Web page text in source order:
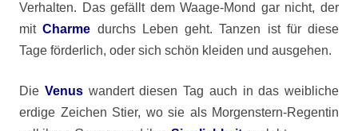
Verhalten. Das gefällt dem Waage-Mond gar nicht, der
mitCharme durchs Leben geht. Tanzen ist für diese
Tage förderlich, oder sich schön kleiden und ausgehen.
Die Venuswandert diesen Tag auch in das weibliche
erdige Zeichen Stier, wo sie als Morgenstern-Regentin